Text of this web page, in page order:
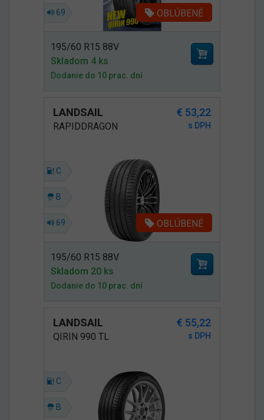
69 OBLÚBENÉ
195/60 R15 88V
Skladom 4 ks
Dodanie do 10 prac. dní
LANDSAIL € 53,22
RAPIDDRAGON s DPH
C
B
69 OBLÚBENÉ
195/60 R15 88V
Skladom 20 ks
Dodanie do 10 prac. dní
LANDSAIL € 55,22
QIRIN 990 TL s DPH
C
B